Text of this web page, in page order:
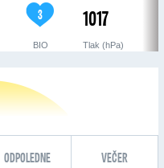
3
BIO
1017
Tlak (hPa)
ODPOLEDNE VEČER